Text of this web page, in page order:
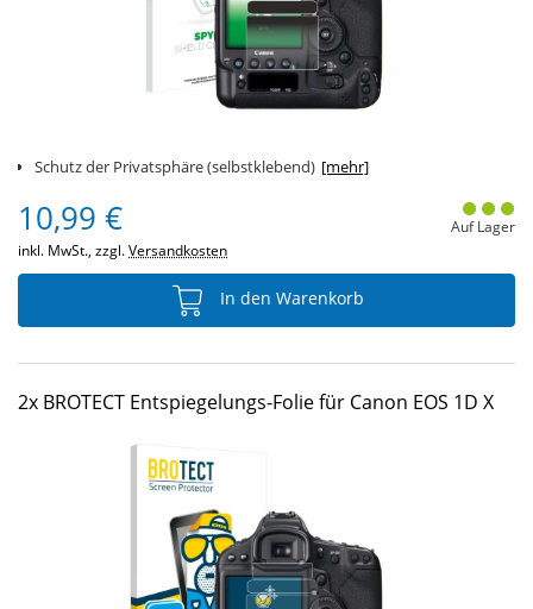
Schutz der Privatsphäre (selbstklebend) [mehr]
10,99 €
inkl. MwSt., zzgl.Versandkosten
Auf Lager
In den Warenkorb
2x BROTECT Entspiegelungs-Folie für Canon EOS 1D X